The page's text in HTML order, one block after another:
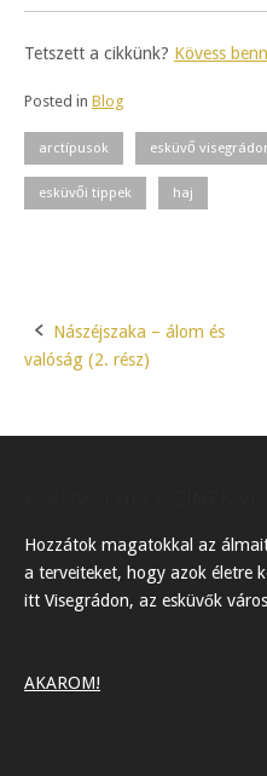
Tetszett a cikkünk? Kövess
Posted in Blog
arctípusok esküvő
esküvői tippek haj
Post
Nászéjszaka – álom és
valóság (2. rész)
Hozzátok magatokkal az
a terveiteket, hogy azok életre
itt Visegrádon, az esküvők
AKAROM!